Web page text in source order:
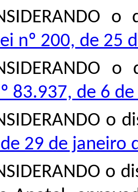
nº 200, de 25
83.937, de 6
o
29 de janeiro
o